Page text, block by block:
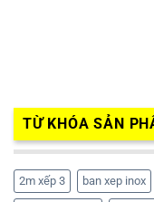
TỪ KHÓA SẢN
2m xếp 3 ban xep inox